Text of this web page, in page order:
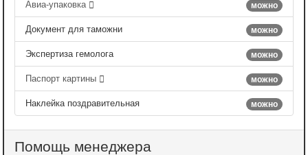
можно
Авиа-упаковка
можно
Документ для таможни
можно
Экспертиза гемолога
можно
Паспорт картины
можно
Наклейка поздравительная
Помощь менеджера